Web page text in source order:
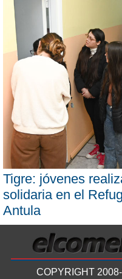
Tigre: jóvenes
solidaria en el
Antula
COPYRIGHT